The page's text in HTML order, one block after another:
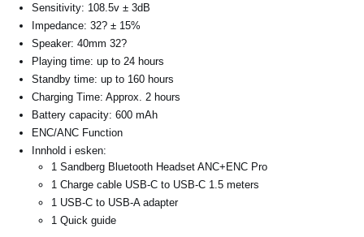
Sensitivity: 108.5v ± 3dB
Impedance: 32? ± 15%
Speaker: 40mm 32?
Playing time: up to 24 hours
Standby time: up to 160 hours
Charging Time: Approx. 2 hours
Battery capacity: 600 mAh
ENC/ANC Function
Innhold i esken:
1 Sandberg Bluetooth Headset ANC+ENC Pro
1 Charge cable USB-C to USB-C 1.5 meters
1 USB-C to USB-A adapter
1 Quick guide